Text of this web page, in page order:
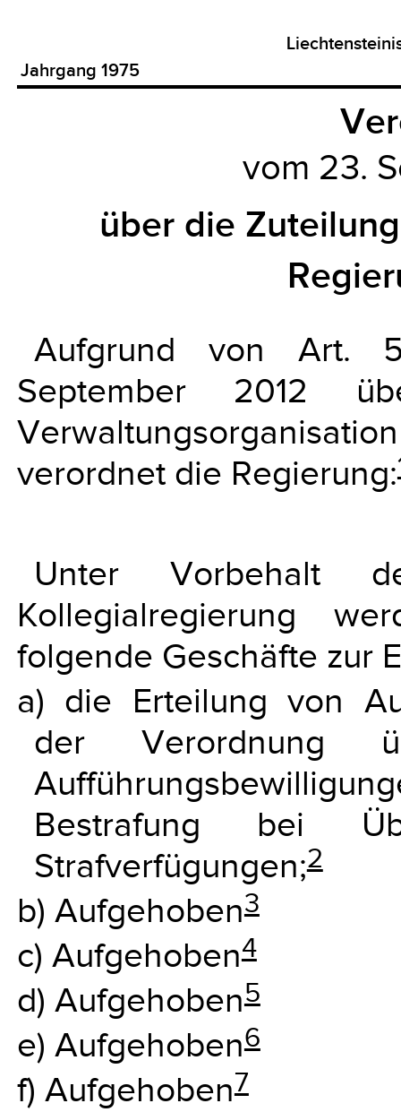
Jahrgang 1975
vom 23.
über die
Aufgrund von Art.
September 2012
verordnet die Regierung:
Unter Vorbehalt
Kollegialregierung
folgende Geschäfte zur
a) die Erteilung von
der Verordnung
Bestrafung bei
Strafverfügungen;2
b) Aufgehoben3
c) Aufgehoben4
d) Aufgehoben5
e) Aufgehoben6
f) Aufgehoben7